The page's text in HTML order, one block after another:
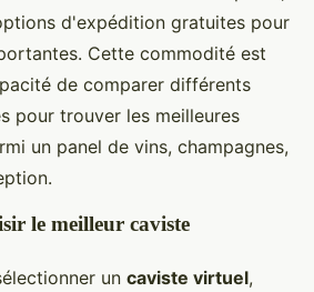
d'expédition gratuites pour
Cette commodité est
de comparer différents
pour trouver les meilleures
un panel de vins, champagnes,
le meilleur caviste
un caviste virtuel,